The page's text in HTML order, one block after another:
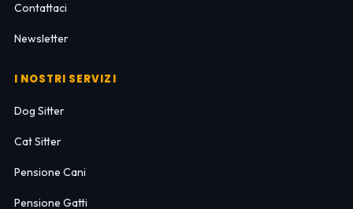
Contattaci
Newsletter
I NOSTRI SERVIZI
Dog Sitter
Cat Sitter
Pensione Cani
Pensione Gatti